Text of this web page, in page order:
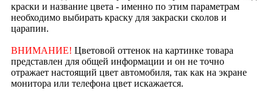
краски и название цвета - именно по этим параметрам
необходимо выбирать краску для закраски сколов и
царапин.
ВНИМАНИЕ! Цветовой оттенок на картинке товара
представлен для общей информации и он не точно
отражает настоящий цвет автомобиля, так как на экране
монитора или телефона цвет искажается.